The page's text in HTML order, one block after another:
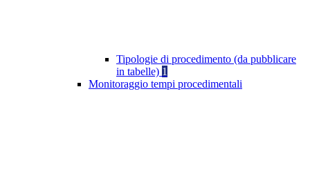
Tipologie di procedimento (da pubblicare
in tabelle) 1
Monitoraggio tempi procedimentali